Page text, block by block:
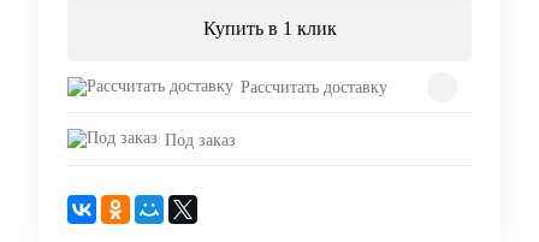
Купить в 1 клик
Рассчитать доставку
Под заказ